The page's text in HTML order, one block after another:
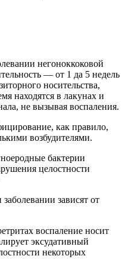
негоноккоковой
— от 1 да 5 недель
носительства,
находятся в лакунах и
не вызывая воспаления.
как правило,
возбудителями.
бактерии
целостности
зависят от
воспаление носит
эксудативный
некоторых